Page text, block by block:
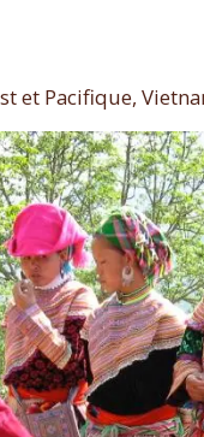
et Pacifique,